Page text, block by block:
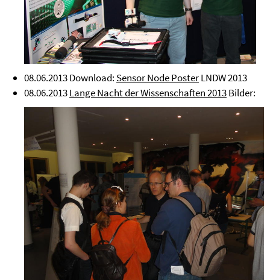
08.06.2013 Download: Sensor Node PosterLNDW 2013
08.06.2013Lange Nacht der Wissenschaften 2013Bilder: